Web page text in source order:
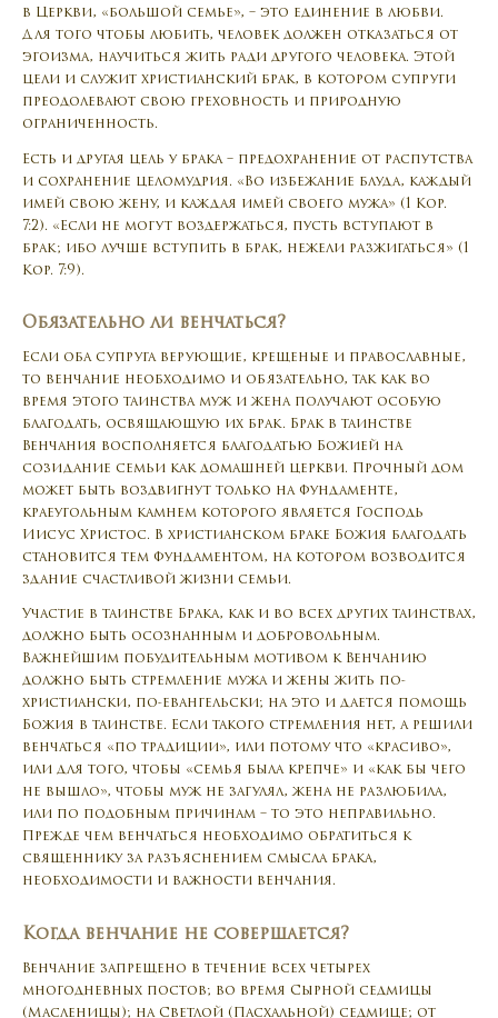
в Церкви, «большой семье», – это единение в любви.
Для того чтобы любить, человек должен отказаться от
эгоизма, научиться жить ради другого человека. Этой
цели и служит христианский брак, в котором супруги
преодолевают свою греховность и природную
ограниченность.
Есть и другая цель у брака – предохранение от распутства
и сохранение целомудрия. «Во избежание блуда, каждый
имей свою жену, и каждая имей своего мужа» (1 Кор.
7:2). «Если не могут воздержаться, пусть вступают в
брак; ибо лучше вступить в брак, нежели разжигаться» (1
Кор. 7:9).
Обязательно ли венчаться?
Если оба супруга верующие, крещеные и православные,
то венчание необходимо и обязательно, так как во
время этого таинства муж и жена получают особую
благодать, освящающую их брак. Брак в таинстве
Венчания восполняется благодатью Божией на
созидание семьи как домашней церкви. Прочный дом
может быть воздвигнут только на фундаменте,
краеугольным камнем которого является Господь
Иисус Христос. В христианском браке Божия благодать
становится тем фундаментом, на котором возводится
здание счастливой жизни семьи.
Участие в таинстве Брака, как и во всех других таинствах,
должно быть осознанным и добровольным.
Важнейшим побудительным мотивом к Венчанию
должно быть стремление мужа и жены жить по-
христиански, по-евангельски; на это и дается помощь
Божия в таинстве. Если такого стремления нет, а решили
венчаться «по традиции», или потому что «красиво»,
или для того, чтобы «семья была крепче» и «как бы чего
не вышло», чтобы муж не загулял, жена не разлюбила,
или по подобным причинам – то это неправильно.
Прежде чем венчаться необходимо обратиться к
священнику за разъяснением смысла брака,
необходимости и важности венчания.
Когда венчание не совершается?
Венчание запрещено в течение всех четырех
многодневных постов; во время Сырной седмицы
(Масленицы); на Светлой (Пасхальной) седмице; от